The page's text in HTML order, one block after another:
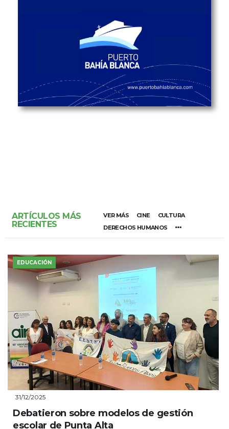
ARTÍCULOS MÁS
RECIENTES
VER MÁS CINE
CULTURA
DERECHOS HUMANOS
EDUCACIÓN
31/12/2025
Debatieron sobre modelos de gestión
escolar de Punta Alta